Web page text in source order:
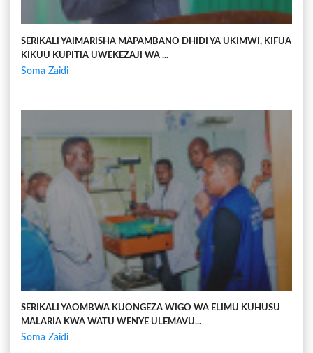
SERIKALI YAIMARISHA MAPAMBANO DHIDI YA UKIMWI, KIFUA
KIKUU KUPITIA UWEKEZAJI WA ...
Soma Zaidi
SERIKALI YAOMBWA KUONGEZA WIGO WA ELIMU KUHUSU
MALARIA KWA WATU WENYE ULEMAVU...
Soma Zaidi